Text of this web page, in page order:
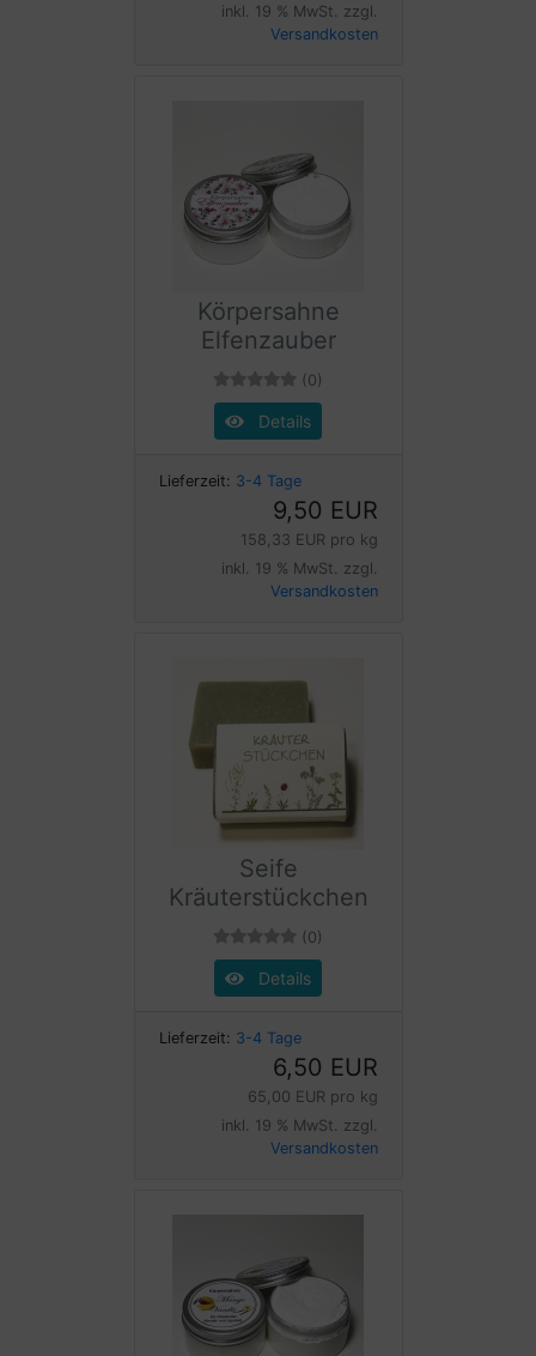
inkl. 19 % MwSt. zzgl.
Versandkosten
Körpersahne
Elfenzauber
(0)
Details
Lieferzeit: 3-4 Tage
9,50 EUR
158,33 EUR pro kg
inkl. 19 % MwSt. zzgl.
Versandkosten
Seife
Kräuterstückchen
(0)
Details
Lieferzeit: 3-4 Tage
6,50 EUR
65,00 EUR pro kg
inkl. 19 % MwSt. zzgl.
Versandkosten